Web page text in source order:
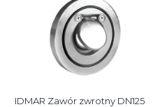
IDMAR Zawór zwrotny DN125